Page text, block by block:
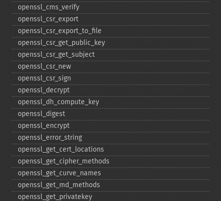
openssl_​cms_​verify
openssl_​csr_​export
openssl_​csr_​export_​to_​file
openssl_​csr_​get_​public_​key
openssl_​csr_​get_​subject
openssl_​csr_​new
openssl_​csr_​sign
openssl_​decrypt
openssl_​dh_​compute_​key
openssl_​digest
openssl_​encrypt
openssl_​error_​string
openssl_​get_​cert_​locations
openssl_​get_​cipher_​methods
openssl_​get_​curve_​names
openssl_​get_​md_​methods
openssl_​get_​privatekey